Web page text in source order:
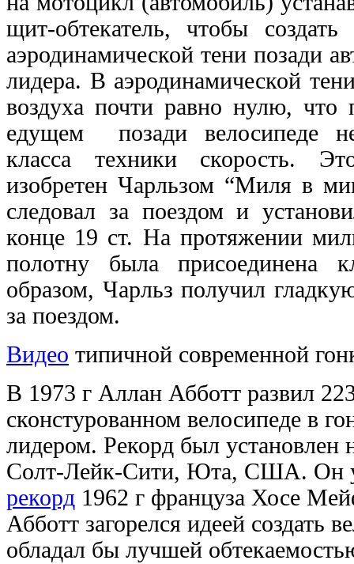
щит-обтекатель, чтобы
аэродинамической тени позади
лидера. В аэродинамической
воздуха почти равно нулю, что
едущем позади велосипеде
класса техники скорость.
изобретен Чарльзом “Миля в
следовал за поездом и
конце 19 ст. На протяжении
полотну была присоединена
образом, Чарльз получил
за поездом.
Видео типичной современной
В 1973 г Аллан Абботт развил
сконстурованном велосипеде в
лидером. Рекорд был установлен
Солт-Лейк-Сити, Юта, США. Он
рекорд 1962 г француза Хосе
Абботт загорелся идеей создать
обладал бы лучшей